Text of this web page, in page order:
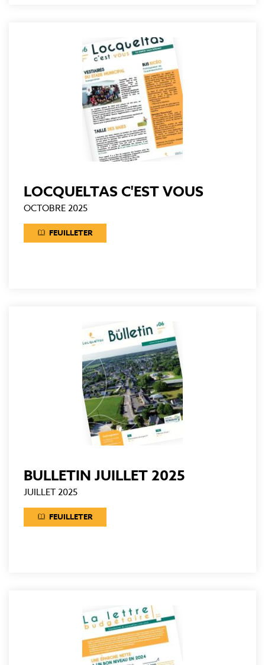
LOCQUELTAS C'EST VOUS
OCTOBRE 2025
FEUILLETER
BULLETIN JUILLET 2025
JUILLET 2025
FEUILLETER